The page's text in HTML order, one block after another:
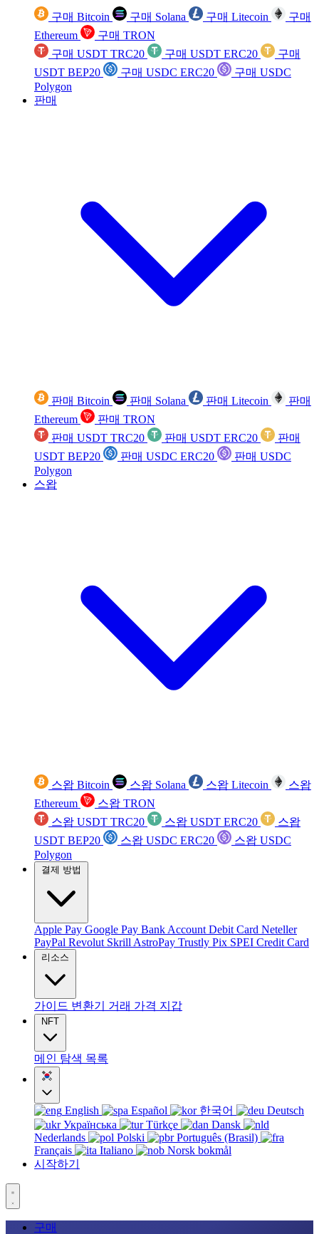
구매 Bitcoin 구매 Solana 구매 Litecoin
구매
Ethereum
구매 TRON
구매 USDT TRC20
구매 USDT ERC20
구매
USDT BEP20
구매 USDC ERC20
구매 USDC
Polygon
판매
판매 Bitcoin 판매 Solana 판매 Litecoin
판매
Ethereum
판매 TRON
판매 USDT TRC20
판매 USDT ERC20
판매
USDT BEP20
판매 USDC ERC20
판매 USDC
Polygon
스왑
스왑 Bitcoin 스왑 Solana 스왑 Litecoin
스왑
Ethereum
스왑 TRON
스왑 USDT TRC20
스왑 USDT ERC20
스왑
USDT BEP20
스왑 USDC ERC20
스왑 USDC
Polygon
결제 방법
Apple Pay Google Pay Bank Account Debit Card Neteller
PayPal Revolut Skrill AstroPay Trustly Pix SPEI Credit Card
리소스
가이드 변환기 거래 가격 지갑
NFT
메인 탐색 목록
English Español 한국어
Deutsch
Українська
Türkçe
Dansk
Nederlands
Polski
Português (Brasil)
Français
Italiano
Norsk bokmål
시작하기
구매